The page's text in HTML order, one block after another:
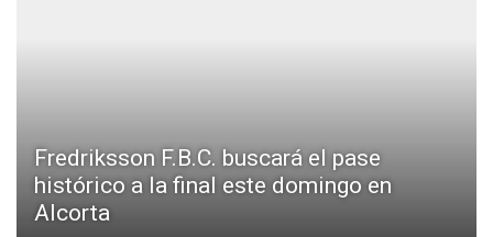
Fredriksson F.B.C. buscará el pase
histórico a la final este domingo en
Alcorta